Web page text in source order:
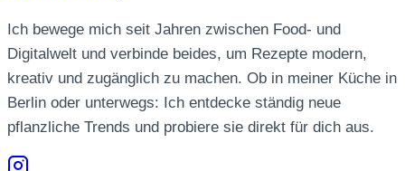
Ich bewege mich seit Jahren zwischen Food- und
Digitalwelt und verbinde beides, um Rezepte modern,
kreativ und zugänglich zu machen. Ob in meiner Küche in
Berlin oder unterwegs: Ich entdecke ständig neue
pflanzliche Trends und probiere sie direkt für dich aus.